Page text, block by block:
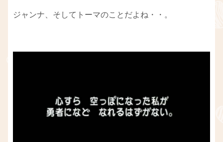
ジャンナ、そしてトーマのことだよね・・。